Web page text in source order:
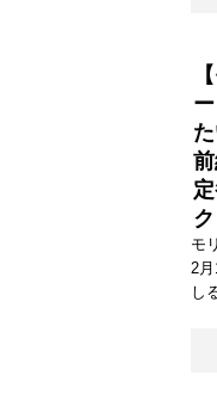
モ
2
し